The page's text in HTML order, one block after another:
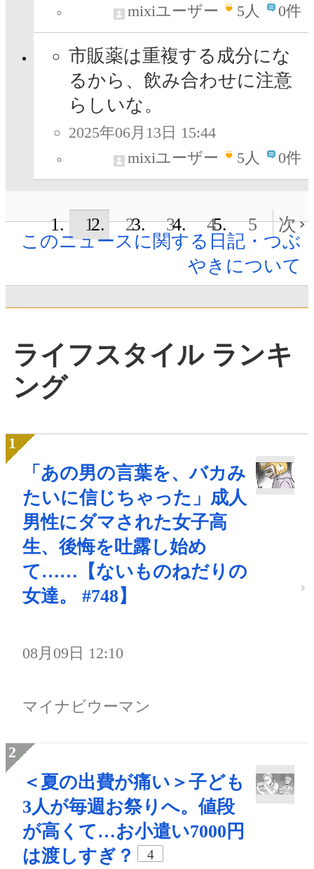
mixiユーザー
5人 0件
市販薬は重複する成分にな
るから、飲み合わせに注意
らしいな。
2025年06月13日 15:44
mixiユーザー
5人 0件
1 2 3 4 5
次
このニュースに関する日記・つぶ
やきについて
ライフスタイル ランキ
ング
「あの男の言葉を、バカみ
たいに信じちゃった」成人
男性にダマされた女子高
生、後悔を吐露し始め
て……【ないものねだりの
女達。 #748】
08月09日 12:10
マイナビウーマン
＜夏の出費が痛い＞子ども
3人が毎週お祭りへ。値段
が高くて…お小遣い7000円
は渡しすぎ？
4